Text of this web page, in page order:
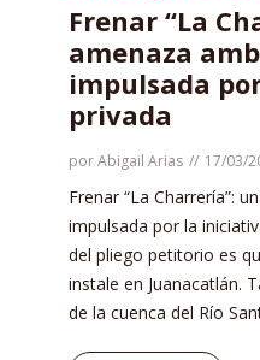
Frenar “La
amenaza
impulsada
privada
porAbigail Arias 17/03/
Frenar “La Charrería”:
impulsada por la
del pliego petitorio es
instale en Juanacatlán.
de la cuenca del Río